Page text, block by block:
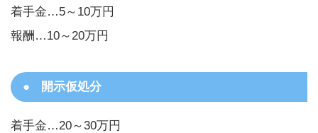
着手金…5～10万円
報酬…10～20万円
開示仮処分
着手金…20～30万円